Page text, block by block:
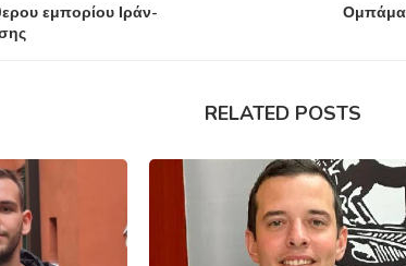
εμπορίου Ιράν-
Ομπάμα
RELATED POSTS